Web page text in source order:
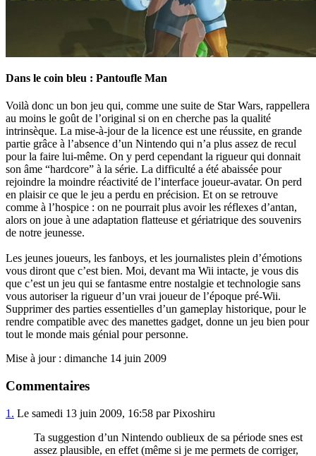
Dans le coin bleu : Pantoufle Man
Voilà donc un bon jeu qui, comme une suite de Star Wars, rappellera
au moins le goût de l’original si on en cherche pas la qualité
intrinsèque. La mise-à-jour de la licence est une réussite, en grande
partie grâce à l’absence d’un Nintendo qui n’a plus assez de recul
pour la faire lui-même. On y perd cependant la rigueur qui donnait
son âme “hardcore” à la série. La difficulté a été abaissée pour
rejoindre la moindre réactivité de l’interface joueur-avatar. On perd
en plaisir ce que le jeu a perdu en précision. Et on se retrouve
comme à l’hospice : on ne pourrait plus avoir les réflexes d’antan,
alors on joue à une adaptation flatteuse et gériatrique des souvenirs
de notre jeunesse.
Les jeunes joueurs, les fanboys, et les journalistes plein d’émotions
vous diront que c’est bien. Moi, devant ma Wii intacte, je vous dis
que c’est un jeu qui se fantasme entre nostalgie et technologie sans
vous autoriser la rigueur d’un vrai joueur de l’époque pré-Wii.
Supprimer des parties essentielles d’un gameplay historique, pour le
rendre compatible avec des manettes gadget, donne un jeu bien pour
tout le monde mais génial pour personne.
Mise à jour : dimanche 14 juin 2009
Commentaires
1. Le samedi 13 juin 2009, 16:58 par Pixoshiru
Ta suggestion d’un Nintendo oublieux de sa période snes est
assez plausible, en effet (même si je me permets de corriger,